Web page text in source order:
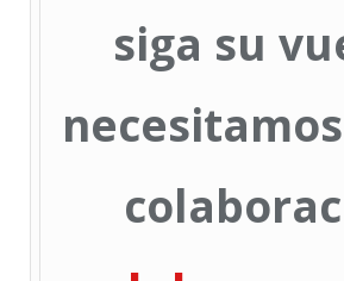
siga su